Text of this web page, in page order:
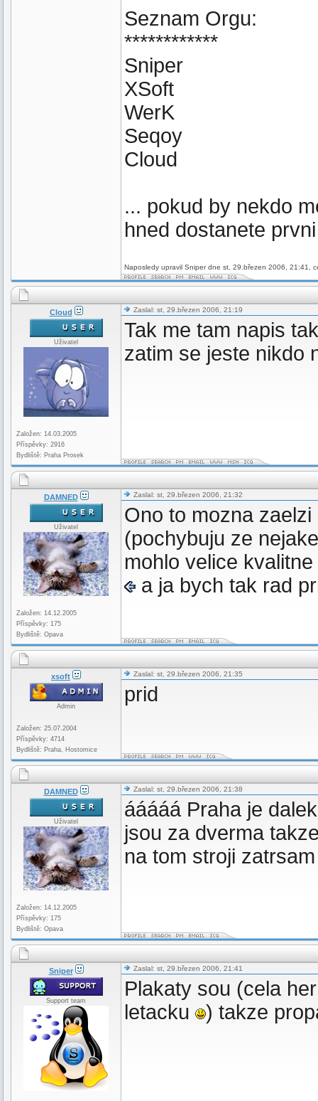
Seznam Orgu:
************
Sniper
XSoft
WerK
Seqoy
Cloud
... pokud by nekdo
hned dostanete
Naposledy upravil Sniper dne st, 29.březen 2006, 21:41,
Cloud
Uživatel
Založen: 14.03.2005
Příspěvky: 2916
Bydliště: Praha Prosek
Zaslal: st, 29.březen 2006, 21:19
Tak me tam napis
zatim se jeste nikdo
DAMNED
Uživatel
Založen: 14.12.2005
Příspěvky: 175
Bydliště: Opava
Zaslal: st, 29.březen 2006, 21:32
Ono to mozna
(pochybuju ze
mohlo velice
a ja bych tak rad
xsoft
Admin
Založen: 25.07.2004
Příspěvky: 4714
Bydliště: Praha, Hostomice
Zaslal: st, 29.březen 2006, 21:35
prid
DAMNED
Uživatel
Založen: 14.12.2005
Příspěvky: 175
Bydliště: Opava
Zaslal: st, 29.březen 2006, 21:38
ááááá Praha je
jsou za dverma
na tom stroji zatrsam
Sniper
Support team
Zaslal: st, 29.březen 2006, 21:41
Plakaty sou (cela
letacku
) takze